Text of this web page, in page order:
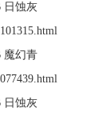
日蚀灰
魔幻青
日蚀灰